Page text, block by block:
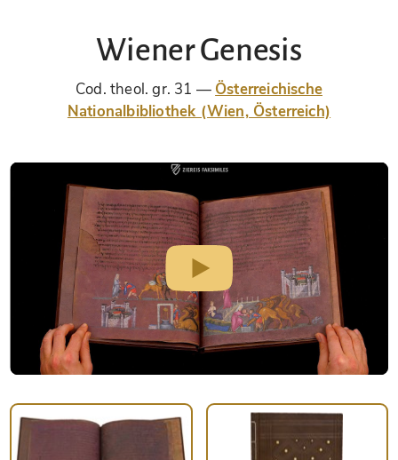
Wiener Genesis
Cod. theol. gr. 31
Österreichische
Nationalbibliothek (Wien, Österreich)